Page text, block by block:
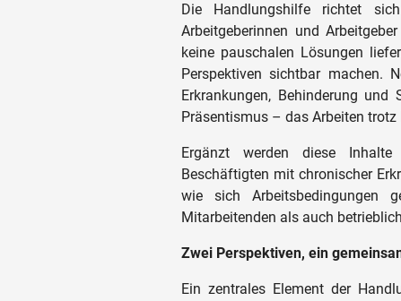
Die Handlungshilfe richtet
Arbeitgeberinnen und
keine pauschalen Lösungen
Perspektiven sichtbar machen.
Erkrankungen, Behinderung
Präsentismus – das Arbeiten
Ergänzt werden diese
Beschäftigten mit chronischer
wie sich Arbeitsbedingungen
Mitarbeitenden als auch
Zwei Perspektiven, ein
Ein zentrales Element der